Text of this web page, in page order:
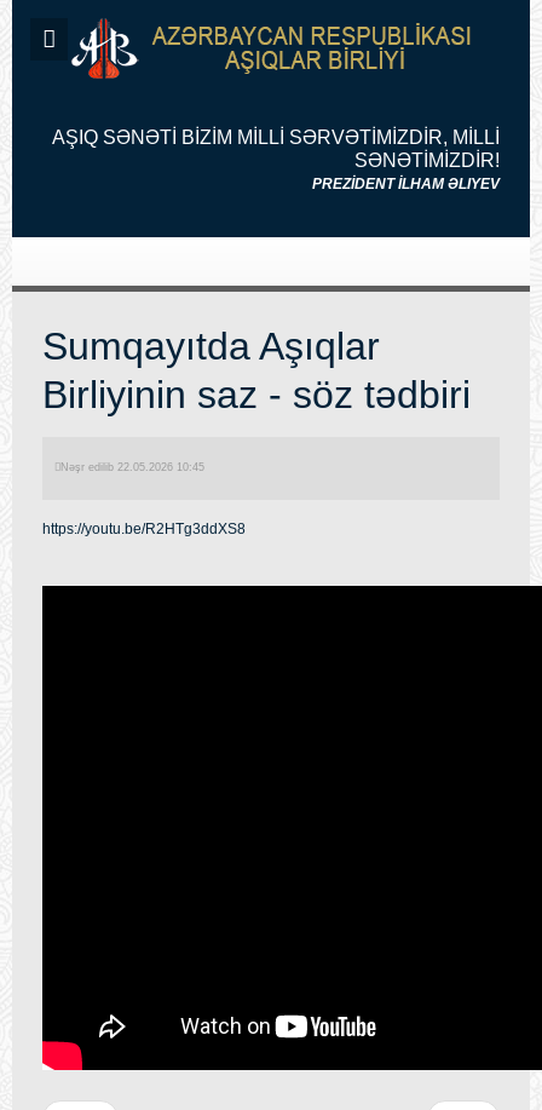
AŞIQ SƏNƏTİ BİZİM MİLLİ SƏRVƏTİMİZDİR, MİLLİ
SƏNƏTİMİZDİR!
PREZİDENT İLHAM ƏLIYEV
Sumqayıtda Aşıqlar
Birliyinin saz - söz tədbiri
Nəşr edilib 22.05.2026 10:45
https://youtu.be/R2HTg3ddXS8